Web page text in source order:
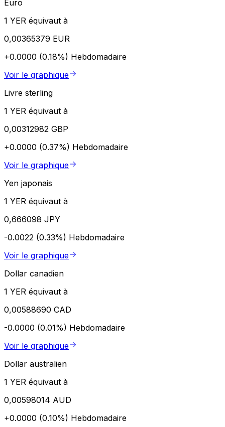
Euro
1 YER équivaut à
0,00365379 EUR
+0.0000 (0.18%) Hebdomadaire
Voir le graphique
Livre sterling
1 YER équivaut à
0,00312982 GBP
+0.0000 (0.37%) Hebdomadaire
Voir le graphique
Yen japonais
1 YER équivaut à
0,666098 JPY
-0.0022 (0.33%) Hebdomadaire
Voir le graphique
Dollar canadien
1 YER équivaut à
0,00588690 CAD
-0.0000 (0.01%) Hebdomadaire
Voir le graphique
Dollar australien
1 YER équivaut à
0,00598014 AUD
+0.0000 (0.10%) Hebdomadaire